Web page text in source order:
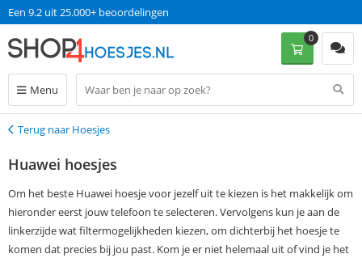
Op werkdagen voor 13:00 uur besteld, dinsdag in huis!
Menu
0
Terug
Terug naar Hoesjes
Huawei hoesjes
Om het beste Huawei hoesje voor jezelf uit te kiezen is het makkelijk om
hieronder eerst jouw telefoon te selecteren. Vervolgens kun je aan de
linkerzijde wat filtermogelijkheden kiezen, om dichterbij het hoesje te
komen dat precies bij jou past. Kom je er niet helemaal uit of vind je het